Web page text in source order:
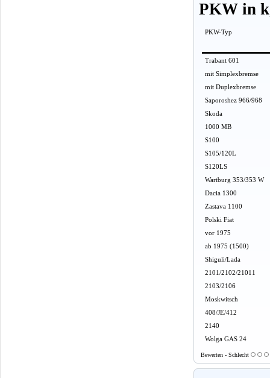
PKW in
PKW-Typ
Trabant 601
mit Simplexbremse
mit Duplexbremse
Saporoshez 966/968
Skoda
1000 MB
S100
S105/120L
S120LS
Wartburg 353/353 W
Dacia 1300
Zastava 1100
Polski Fiat
vor 1975
ab 1975 (1500)
Shiguli/Lada
2101/2102/21011
2103/2106
Moskwitsch
408/JE/412
2140
Wolga GAS 24
Bewerten - Schlecht